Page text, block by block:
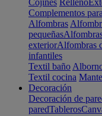
Cojines Relleno
Complementos
Alfombras
pequeñas
exteriorAlfombras
infantiles
Textil baño
Textil cocina
Decoración
Decoración de
paredTableros